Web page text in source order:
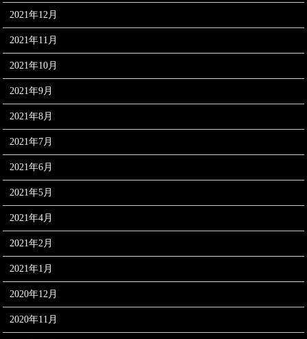
2021年12月
2021年11月
2021年10月
2021年9月
2021年8月
2021年7月
2021年6月
2021年5月
2021年4月
2021年2月
2021年1月
2020年12月
2020年11月